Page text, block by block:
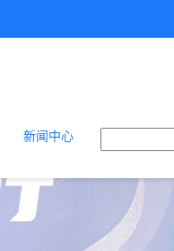
新闻中心